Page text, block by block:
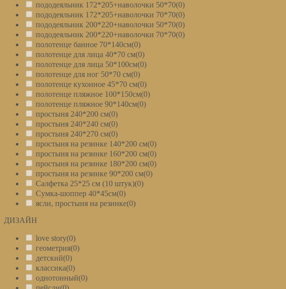
пододеяльник 172*205+наволочки 50*70(0)
пододеяльник 172*205+наволочки 70*70(0)
пододеяльник 200*220+наволочки 50*70(0)
пододеяльник 200*220+наволочки 70*70(0)
полотенце банное 70*140см(0)
полотенце для лица 40*70 см(0)
полотенце для лица 50*100см(0)
полотенце для ног 50*70 см(0)
полотенце кухонное 45*70 см(0)
полотенце пляжное 100*150см(0)
полотенце пляжное 90*140см(0)
простыня 240*200 см(0)
простыня 240*240 см(0)
простыня 240*270 см(0)
простыня на резинке 140*200 см(0)
простыня на резинке 160*200 см(0)
простыня на резинке 180*200 см(0)
простыня на резинке 90*200 см(0)
Салфетка 25*25 см (10 штук)(0)
Сумка-шоппер 40*45см(0)
ясли, простыня на резинке(0)
ДИЗАЙН
love story(0)
геометрия(0)
детский(0)
классика(0)
однотонный(0)